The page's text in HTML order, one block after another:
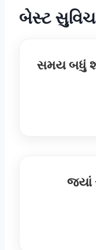
બેસ્ટ
સમય બધું
જ્યાં